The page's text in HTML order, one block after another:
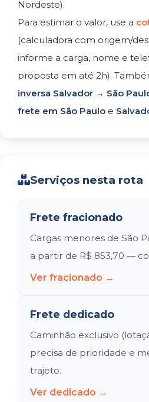
Nordeste).
Para estimar o valor, use a
(calculadora com origem/
informe a carga, nome e
proposta em até 2h).
inversa Salvador → São
frete em São Paulo e
Serviços nesta rota
Frete fracionado
Cargas menores de São
a partir de R$ 853,70 —
Ver fracionado →
Frete dedicado
Caminhão exclusivo
precisa de prioridade e
trajeto.
Ver dedicado →